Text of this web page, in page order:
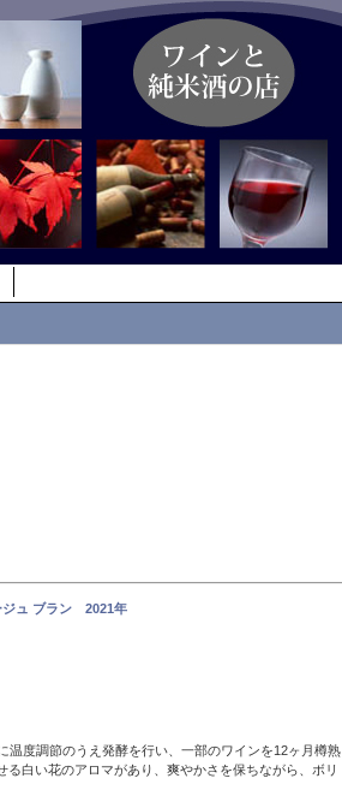
ュ ブラン 2021年
度調節のうえ発酵を行い、一部のワインを12ヶ月樽熟
白い花のアロマがあり、爽やかさを保ちながら、ボリ